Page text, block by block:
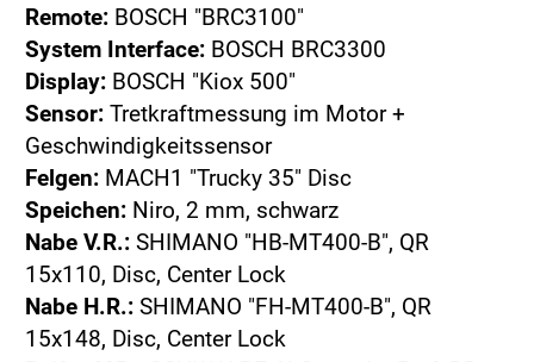
Remote: BOSCH "BRC3100"
System Interface: BOSCH BRC3300
Display: BOSCH "Kiox 500"
Sensor: Tretkraftmessung im Motor +
Geschwindigkeitssensor
Felgen: MACH1 "Trucky 35" Disc
Speichen: Niro, 2 mm, schwarz
Nabe V.R.: SHIMANO "HB-MT400-B", QR
15x110, Disc, Center Lock
Nabe H.R.: SHIMANO "FH-MT400-B", QR
15x148, Disc, Center Lock